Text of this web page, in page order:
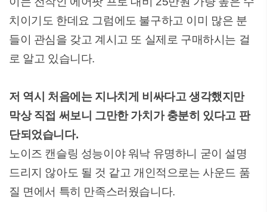
치이기도 한데요 그럼에도 불구하고 이미 많은 분
들이 관심을 갖고 계시고 또 실제로 구매하시는 걸
로 알고 있습니다.
저 역시 처음에는 지나치게 비싸다고 생각했지만
막상 직접 써보니 그만한 가치가 충분히 있다고 판
단되었습니다.
노이즈 캔슬링 성능이야 워낙 유명하니 굳이 설명
드리지 않아도 될 것 같고 개인적으로는 사운드 품
질 면에서 특히 만족스러웠습니다.